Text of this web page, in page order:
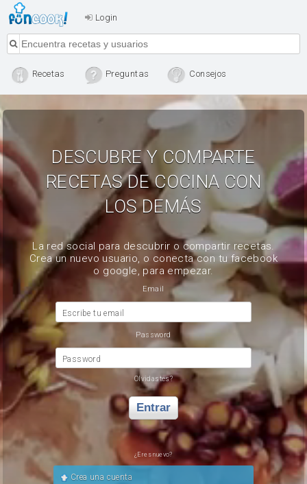
Login
Recetas Preguntas Consejos
DESCUBRE Y COMPARTE
RECETAS DE COCINA CON
LOS DEMÁS
La red social para descubrir o compartir recetas.
Crea un nuevo usuario, o conecta con tu facebook
o google, para empezar.
Email
Escribe tu email
Password
Password
Olvidastes?
Entrar
¿Eres nuevo?
Crea una cuenta